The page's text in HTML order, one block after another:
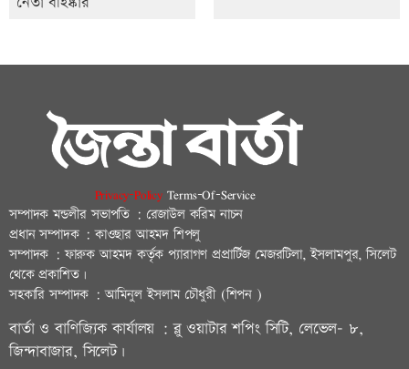
Privacy-Policy Terms-Of-Service
সম্পাদক মন্ডলীর সভাপতি : রেজাউল করিম নাচন
প্রধান সম্পাদক : কাওছার আহমদ শিপলু
সম্পাদক : ফারুক আহমদ কর্তৃক প্যারাগণ প্রপ্রার্টিজ মেজরটিলা, ইসলামপুর, সিলেট
থেকে প্রকাশিত।
সহকারি সম্পাদক : আমিনুল ইসলাম চৌধুরী (শিপন )
বার্তা ও বাণিজ্যিক কার্যালয় : ব্লু ওয়াটার শপিং সিটি, লেভেল- ৮,
জিন্দাবাজার, সিলেট।